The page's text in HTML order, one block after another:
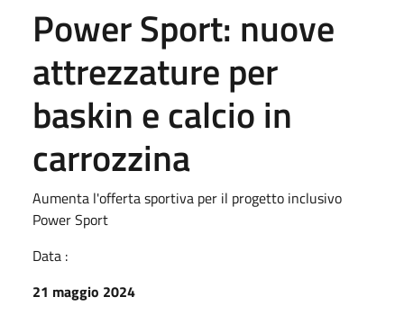
Power Sport: nuove
attrezzature per
baskin e calcio in
carrozzina
Aumenta l'offerta sportiva per il progetto inclusivo
Power Sport
Data :
21 maggio 2024